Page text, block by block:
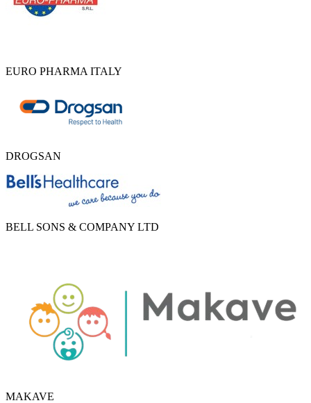
EURO PHARMA ITALY
DROGSAN
BELL SONS & COMPANY LTD
MAKAVE